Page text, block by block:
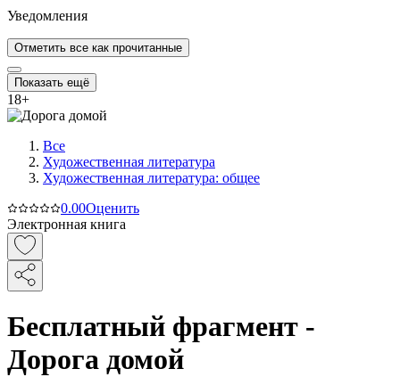
Уведомления
Отметить все как прочитанные
Показать ещё
18+
Все
Художественная литература
Художественная литература: общее
0.00Оценить
Электронная книга
Бесплатный фрагмент -
Дорога домой